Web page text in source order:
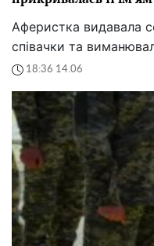
Аферистка видавала
співачки та
18:36 14.06